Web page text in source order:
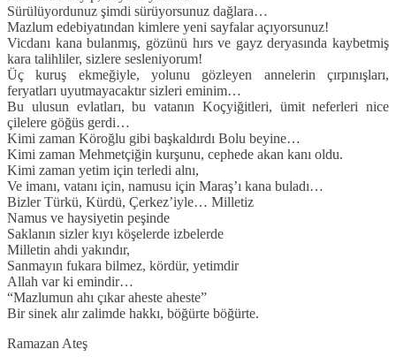
Sürülüyordunuz şimdi sürüyorsunuz dağlara…
Mazlum edebiyatından kimlere yeni sayfalar açıyorsunuz!
Vicdanı kana bulanmış, gözünü hırs ve gayz deryasında kaybetmiş
kara talihliler, sizlere sesleniyorum!
Üç kuruş ekmeğiyle, yolunu gözleyen annelerin çırpınışları,
feryatları uyutmayacaktır sizleri eminim…
Bu ulusun evlatları, bu vatanın Koçyiğitleri, ümit neferleri nice
çilelere göğüs gerdi…
Kimi zaman Köroğlu gibi başkaldırdı Bolu beyine…
Kimi zaman Mehmetçiğin kurşunu, cephede akan kanı oldu.
Kimi zaman yetim için terledi alnı,
Ve imanı, vatanı için, namusu için Maraş’ı kana buladı…
Bizler Türkü, Kürdü, Çerkez’iyle… Milletiz
Namus ve haysiyetin peşinde
Saklanın sizler kıyı köşelerde izbelerde
Milletin ahdi yakındır,
Sanmayın fukara bilmez, kördür, yetimdir
Allah var ki emindir…
“Mazlumun ahı çıkar aheste aheste”
Bir sinek alır zalimde hakkı, böğürte böğürte.
Ramazan Ateş